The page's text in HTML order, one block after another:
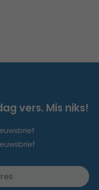
vers. Mis niks!